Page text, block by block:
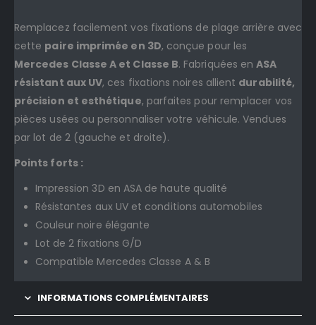
Remplacez facilement vos fixations de plage arrière avec
cette paire imprimée en 3D, conçue pour les
Mercedes Classe A et Classe B. Fabriquées enASA
résistant aux UV, ces fixations noires allient durabilité,
précision et esthétique, parfaites pour remplacer vos
pièces usées ou personnaliser votre véhicule. Vendues
par lot de 2 (gauche et droite).
Points forts :
Impression 3D en ASA de haute qualité
Résistantes aux UV et conditions automobiles
Couleur noire élégante
Lot de 2 fixations G/D
Compatible Mercedes Classe A & B
INFORMATIONS COMPLÉMENTAIRES